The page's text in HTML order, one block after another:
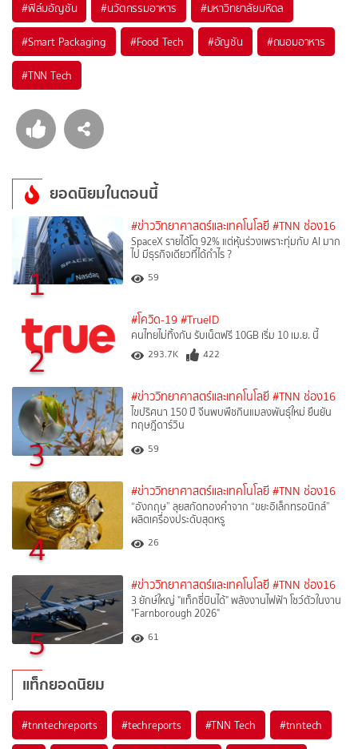
#ฟิล์มอัญชัน #นวัตกรรมอาหาร #มหาวิทยาลัยมหิดล
#Smart Packaging #Food Tech #อัญชัน #ถนอมอาหาร
#TNN Tech
ยอดนิยมในตอนนี้
1
#ข่าววิทยาศาสตร์และเทคโนโลยี #TNN ช่อง16
SpaceX รายได้โต 92% แต่หุ้นร่วงเพราะทุ่มกับ AI มาก
ไป มีธุรกิจเดียวที่ได้กำไร ?
59
2
#โควิด-19 #TrueID
คนไทยไม่ทิ้งกัน รับเน็ตฟรี 10GB เริ่ม 10 เม.ย. นี้
293.7K 422
3
#ข่าววิทยาศาสตร์และเทคโนโลยี #TNN ช่อง16
ไขปริศนา 150 ปี จีนพบพืชกินแมลงพันธุ์ใหม่ ยืนยัน
ทฤษฎีดาร์วิน
59
4
#ข่าววิทยาศาสตร์และเทคโนโลยี #TNN ช่อง16
“อังกฤษ” ลุยสกัดทองคำจาก “ขยะอิเล็กทรอนิกส์”
ผลิตเครื่องประดับสุดหรู
26
5
#ข่าววิทยาศาสตร์และเทคโนโลยี #TNN ช่อง16
3 ยักษ์ใหญ่ "แท็กซี่บินได้" พลังงานไฟฟ้า โชว์ตัวในงาน
"Farnborough 2026"
61
แท็กยอดนิยม
#tnntechreports #techreports #TNN Tech #tnntech